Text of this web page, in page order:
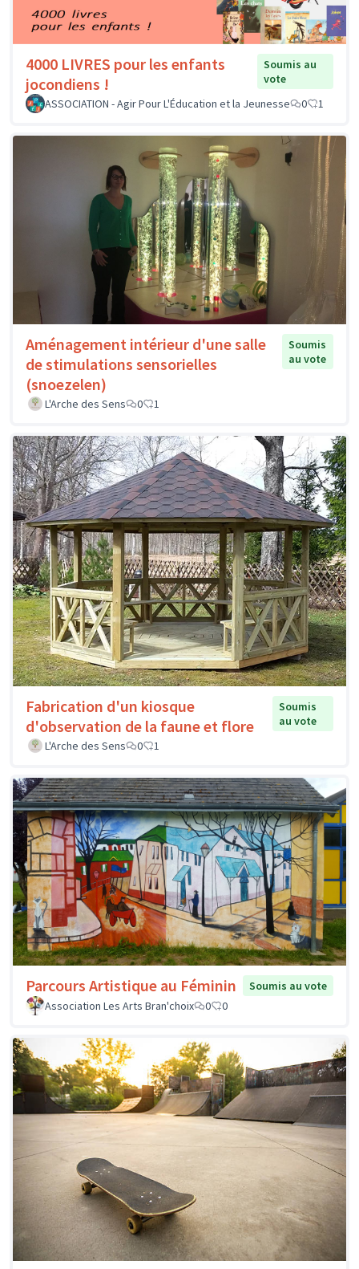
4000 LIVRES pour les enfants
jocondiens !
Soumis au
vote
ASSOCIATION - Agir Pour L'Éducation et la Jeunesse
0 1
Aménagement intérieur d'une salle
de stimulations sensorielles
(snoezelen)
Soumis
au vote
L'Arche des Sens 0 1
Fabrication d'un kiosque
d'observation de la faune et flore
Soumis
au vote
L'Arche des Sens
0 1
Parcours Artistique au Féminin
Soumis au vote
Association Les Arts Bran'choix
0 0